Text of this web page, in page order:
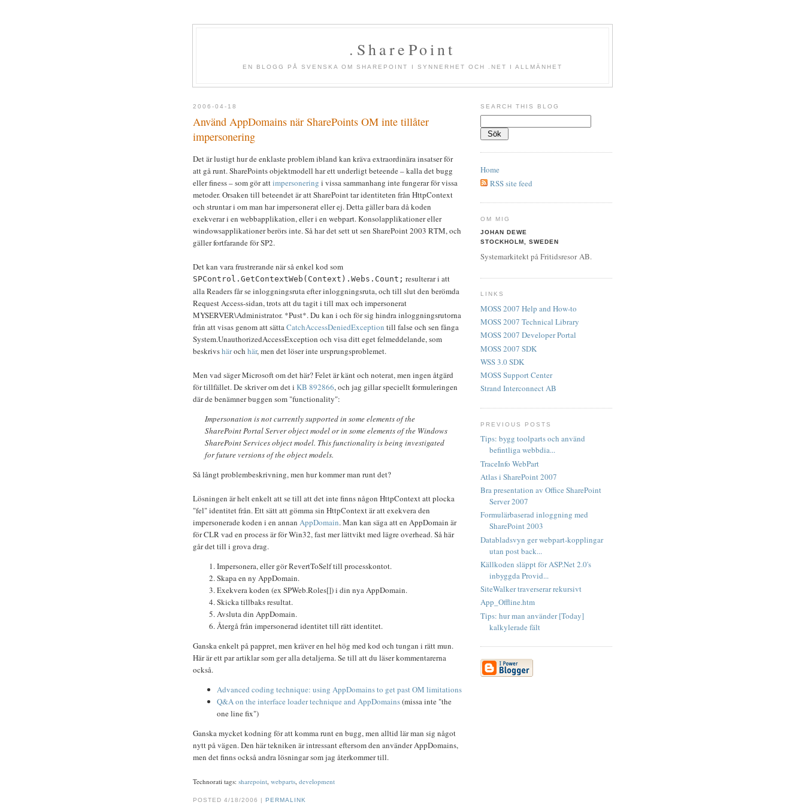
.SharePoint
EN BLOGG PÅ SVENSKA OM SHAREPOINT I SYNNERHET OCH .NET I ALLMÄNHET
2006-04-18
Använd AppDomains när SharePoints OM inte tillåter
impersonering
Det är lustigt hur de enklaste problem ibland kan kräva extraordinära insatser för
att gå runt. SharePoints objekt­modell har ett underligt beteende – kalla det bugg
eller finess – som gör attimpersonering i vissa sammanhang inte fungerar för vissa
metoder. Orsaken till beteendet är att SharePoint tar identiteten från HttpContext
och struntar i om man har impersonerat eller ej. Detta gäller bara då koden
exekverar i en webb­applikation, eller i en webpart. Konsol­applikationer eller
windows­applikationer berörs inte. Så har det sett ut sen SharePoint 2003 RTM, och
gäller fortfarande för SP2.
Det kan vara frustrerande när så enkel kod som
SPControl.GetContextWeb(Context).Webs.Count; resulterar i att
alla Readers får se inloggningsruta efter inloggningsruta, och till slut den berömda
Request Access-sidan, trots att du tagit i till max och impersonerat
MYSERVER\Administrator. *Pust*. Du kan i och för sig hindra inloggnings­rutorna
från att visas genom att sättaCatchAccessDeniedException till false och sen fånga
System.UnauthorizedAccessException och visa ditt eget felmeddelande, som
beskrivshäroch här, men det löser inte ursprungs­problemet.
Men vad säger Microsoft om det här? Felet är känt och noterat, men ingen åtgärd
för tillfället. De skriver om det i KB 892866, och jag gillar speciellt formuleringen
där de benämner buggen som "functionality":
Impersonation is not currently supported in some elements of the
SharePoint Portal Server object model or in some elements of the Windows
SharePoint Services object model. This functionality is being investigated
for future versions of the object models.
Så långt problembeskrivning, men hur kommer man runt det?
Lösningen är helt enkelt att se till att det inte finns någon HttpContext att plocka
"fel" identitet från. Ett sätt att gömma sin HttpContext är att exekvera den
impersonerade koden i en annan AppDomain. Man kan säga att en AppDomain är
för CLR vad en process är för Win32, fast mer lättvikt med lägre overhead. Så här
går det till i grova drag.
Impersonera, eller gör RevertToSelf till processkontot.
Skapa en ny AppDomain.
Exekvera koden (ex SPWeb.Roles[]) i din nya AppDomain.
Skicka tillbaks resultat.
Avsluta din AppDomain.
Återgå från impersonerad identitet till rätt identitet.
Ganska enkelt på pappret, men kräver en hel hög med kod och tungan i rätt mun.
Här är ett par artiklar som ger alla detaljerna. Se till att du läser kommentarerna
också.
Advanced coding technique: using AppDomains to get past OM limitations
Q&A on the interface loader technique and AppDomains(missa inte "the
one line fix")
Ganska mycket kodning för att komma runt en bugg, men alltid lär man sig något
nytt på vägen. Den här tekniken är intressant eftersom den använder AppDomains,
men det finns också andra lösningar som jag återkommer till.
Technorati tags: sharepoint webparts development
POSTED 4/18/2006 |PERMALINK
SEARCH THIS BLOG
Home
RSS site feed
OM MIG
JOHAN DEWE
STOCKHOLM, SWEDEN
Systemarkitekt på Fritidsresor AB.
LINKS
MOSS 2007 Help and How-to
MOSS 2007 Technical Library
MOSS 2007 Developer Portal
MOSS 2007 SDK
WSS 3.0 SDK
MOSS Support Center
Strand Interconnect AB
PREVIOUS POSTS
Tips: bygg toolparts och använd
befintliga webbdia...
TraceInfo WebPart
Atlas i SharePoint 2007
Bra presentation av Office SharePoint
Server 2007
Formulärbaserad inloggning med
SharePoint 2003
Databladsvyn ger webpart-kopplingar
utan post back...
Källkoden släppt för ASP.Net 2.0's
inbyggda Provid...
SiteWalker traverserar rekursivt
App_Offline.htm
Tips: hur man använder [Today]
kalkylerade fält